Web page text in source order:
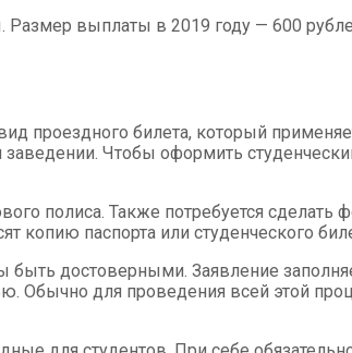
Размер выплаты в 2019 году — 600
проездного билета, который
Чтобы оформить
полиса. Также потребуется
копию паспорта или студенческого
достоверными. Заявление
Обычно для проведения всей этой